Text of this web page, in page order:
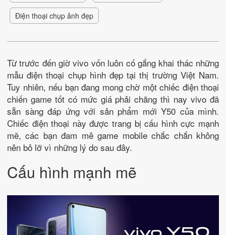
Điện thoại chụp ảnh đẹp
Từ trước đến giờ vivo vốn luôn cố gắng khai thác những
mẫu điện thoại chụp hình đẹp tại thị trường Việt Nam.
Tuy nhiên, nếu bạn đang mong chờ một chiếc điện thoại
chiến game tốt có mức giá phải chăng thì nay vivo đã
sẵn sàng đáp ứng với sản phẩm mới Y50 của mình.
Chiếc điện thoại này được trang bị cấu hình cực mạnh
mẽ, các bạn đam mê game mobile chắc chắn không
nên bỏ lỡ vì những lý do sau đây.
Cấu hình mạnh mẽ